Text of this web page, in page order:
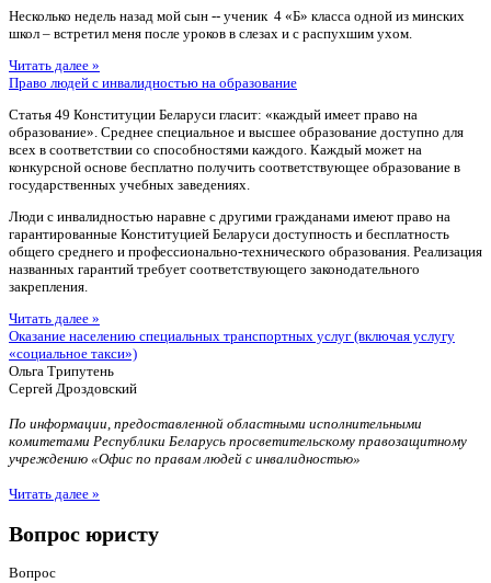
Несколько недель назад мой сын -- ученик 4 «Б» класса одной из минских
школ – встретил меня после уроков в слезах и с распухшим ухом.
Читать далее »
Право людей с инвалидностью на образование
Статья 49 Конституции Беларуси гласит: «каждый имеет право на
образование». Среднее специальное и высшее образование доступно для
всех в соответствии со способностями каждого. Каждый может на
конкурсной основе бесплатно получить соответствующее образование в
государственных учебных заведениях.
Люди с инвалидностью наравне с другими гражданами имеют право на
гарантированные Конституцией Беларуси доступность и бесплатность
общего среднего и профессионально-технического образования. Реализация
названных гарантий требует соответствующего законодательного
закрепления.
Читать далее »
Оказание населению специальных транспортных услуг (включая услугу
«социальное такси»)
Ольга Трипутень
Сергей Дроздовский
По информации, предоставленной областными исполнительными
комитетами Республики Беларусь просветительскому правозащитному
учреждению «Офис по правам людей с инвалидностью»
Читать далее »
Вопрос юристу
Вопрос